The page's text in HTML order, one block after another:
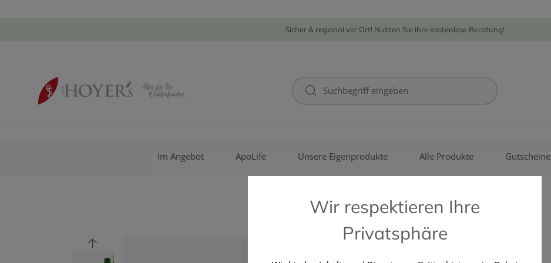
Sicher & regional vor Ort! Nutzen Sie Ihre kostenlose Beratung!
Im Angebot ApoLife Unsere Eigenprodukte Alle Produkte Gutscheine
BAYER AUSTRIA GMBH
Wir respektieren Ihre
Privatsphäre